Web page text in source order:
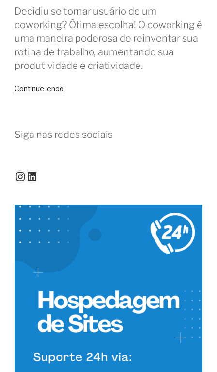
Decidiu se tornar usuário de um
coworking? Ótima escolha! O coworking é
uma maneira poderosa de reinventar sua
rotina de trabalho, aumentando sua
produtividade e criatividade.
Continue lendo
para
Siga nas redes sociais
Instagram
LinkedIn